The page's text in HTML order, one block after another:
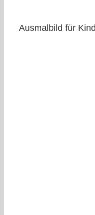
Ausmalbild für